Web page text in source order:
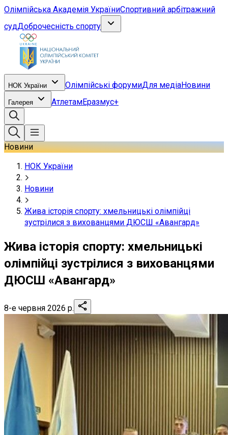
Олімпійська Академія УкраїниСпортивний арбітражний
судДоброчесність спорту
НОК України Олімпійські форумиДля медіаНовини
Галерея АтлетамЕразмус+
Новини
НОК України
Новини
Жива історія спорту: хмельницькі олімпійці
зустрілися з вихованцями ДЮСШ «Авангард»
Жива історія спорту: хмельницькі
олімпійці зустрілися з вихованцями
ДЮСШ «Авангард»
8-е червня 2026 р.